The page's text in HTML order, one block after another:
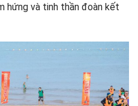
hứng và tinh thần đoàn kết